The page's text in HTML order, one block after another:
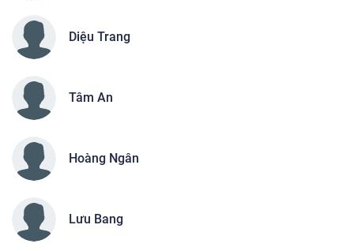
Diệu Trang
Tâm An
Hoàng Ngân
Lưu Bang